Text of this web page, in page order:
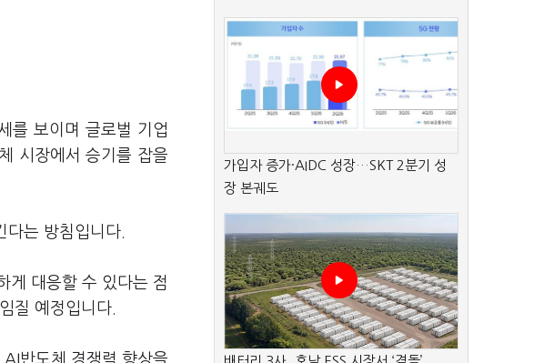
를 보이며 글로벌 기업
시장에서 승기를 잡을
다는 방침입니다.
게 대응할 수 있다는 점
질 예정입니다.
반도체 경쟁력 향상을
가입자 증가·AIDC 성장…SKT 2분기 성
장 본궤도